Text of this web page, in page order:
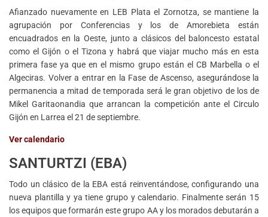
Afianzado nuevamente en LEB Plata el Zornotza, se mantiene la
agrupación por Conferencias y los de Amorebieta están
encuadrados en la Oeste, junto a clásicos del baloncesto estatal
como el Gijón o el Tizona y habrá que viajar mucho más en esta
primera fase ya que en el mismo grupo están el CB Marbella o el
Algeciras. Volver a entrar en la Fase de Ascenso, asegurándose la
permanencia a mitad de temporada será le gran objetivo de los de
Mikel Garitaonandia que arrancan la competición ante el Circulo
Gijón en Larrea el 21 de septiembre.
Ver calendario
SANTURTZI (EBA)
Todo un clásico de la EBA está reinventándose, configurando una
nueva plantilla y ya tiene grupo y calendario. Finalmente serán 15
los equipos que formarán este grupo AA y los morados debutarán a